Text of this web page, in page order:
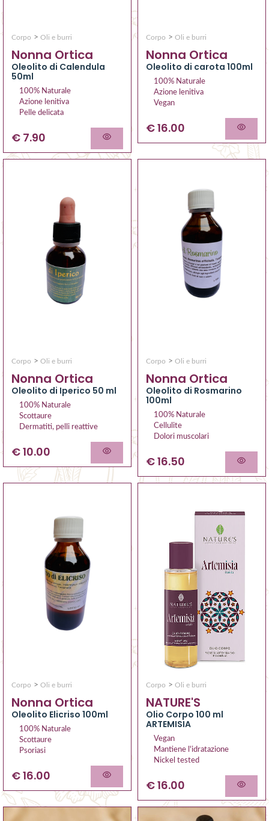
Corpo > Oli e burri
Nonna Ortica
Oleolito di Calendula
50ml
100% Naturale
Azione lenitiva
Pelle delicata
€ 7.90
Corpo > Oli e burri
Nonna Ortica
Oleolito di carota 100ml
100% Naturale
Azione lenitiva
Vegan
€ 16.00
Corpo > Oli e burri
Nonna Ortica
Oleolito di Iperico 50 ml
100% Naturale
Scottaure
Dermatiti, pelli reattive
€ 10.00
Corpo > Oli e burri
Nonna Ortica
Oleolito di Rosmarino
100ml
100% Naturale
Cellulite
Dolori muscolari
€ 16.50
Corpo > Oli e burri
Nonna Ortica
Oleolito Elicriso 100ml
100% Naturale
Scottaure
Psoriasi
€ 16.00
Corpo > Oli e burri
NATURE'S
Olio Corpo 100 ml
ARTEMISIA
Vegan
Mantiene l'idratazione
Nickel tested
€ 16.00